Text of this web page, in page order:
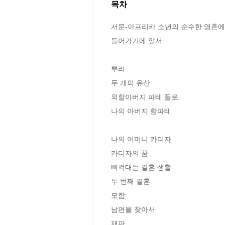
목차
서문-아프리카 소년의 순수한 영혼
들어가기에 앞서
뿌리
두 개의 유산
외할아버지 파테 풀로
나의 아버지 함파테
나의 어머니 카디자
카디자의 꿈
삐걱대는 결혼 생활
두 번째 결혼
모함
남편을 찾아서